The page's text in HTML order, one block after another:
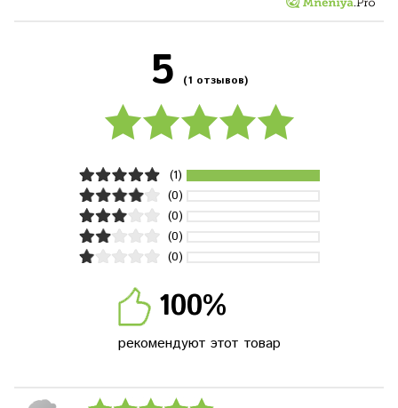
5 (1 отзывов)
(1)
(0)
(0)
(0)
(0)
100%
рекомендуют этот товар